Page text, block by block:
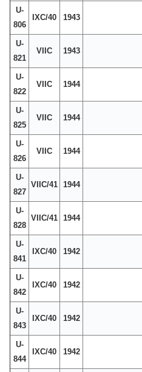
U-
806
IXC/40 1943
U-
821
VIIC 1943
U-
822
VIIC 1944
U-
825
VIIC 1944
U-
826
VIIC 1944
U-
827
VIIC/41 1944
U-
828
VIIC/41 1944
U-
841
IXC/40 1942
U-
842
IXC/40 1942
U-
843
IXC/40 1942
U-
844
IXC/40 1942